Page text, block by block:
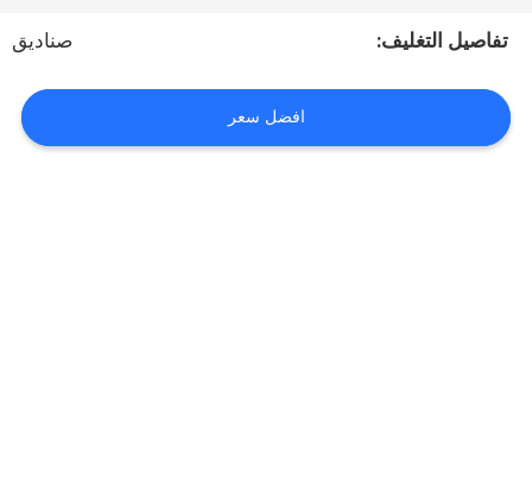
مراقبة
الجودة
تفاصيل التغليف: صناديق
افضل سعر